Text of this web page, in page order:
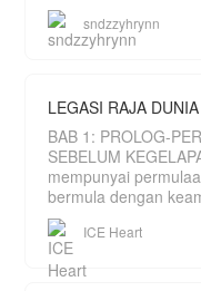
sndzzyhrynn
LEGASI RAJA DUNIA
BAB 1: PROLOG-PERANG
SEBELUM
mempunyai
bermula dengan keamanan.”
dihitung, hanya wujud
ICE Heart